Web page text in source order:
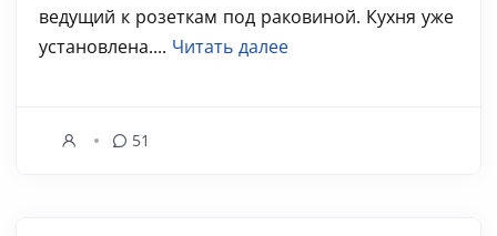
ведущий к розеткам под раковиной. Кухня уже
установлена.... Читать далее
51